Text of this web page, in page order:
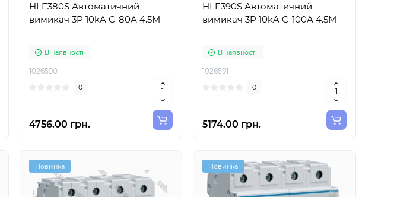
HLF380S Автоматичний
вимикач 3P 10kA C-80A 4.5M
В наявності
1026590
0
4756.00 грн.
HLF390S Автоматичний
вимикач 3P 10kA C-100A 4.5M
В наявності
1026591
0
5174.00 грн.
Новинка Новинка